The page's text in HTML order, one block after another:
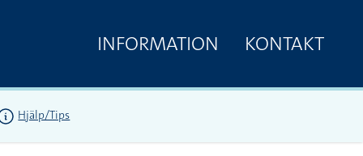
INFORMATION KONTAKT
Hjälp/Tips